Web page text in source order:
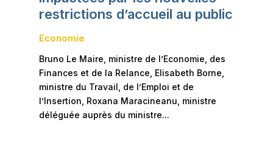
restrictions d’accueil au public
Economie
Bruno Le Maire, ministre de l’Economie, des
Finances et de la Relance, Elisabeth Borne,
ministre du Travail, de l’Emploi et de
l’Insertion, Roxana Maracineanu, ministre
déléguée auprès du ministre...